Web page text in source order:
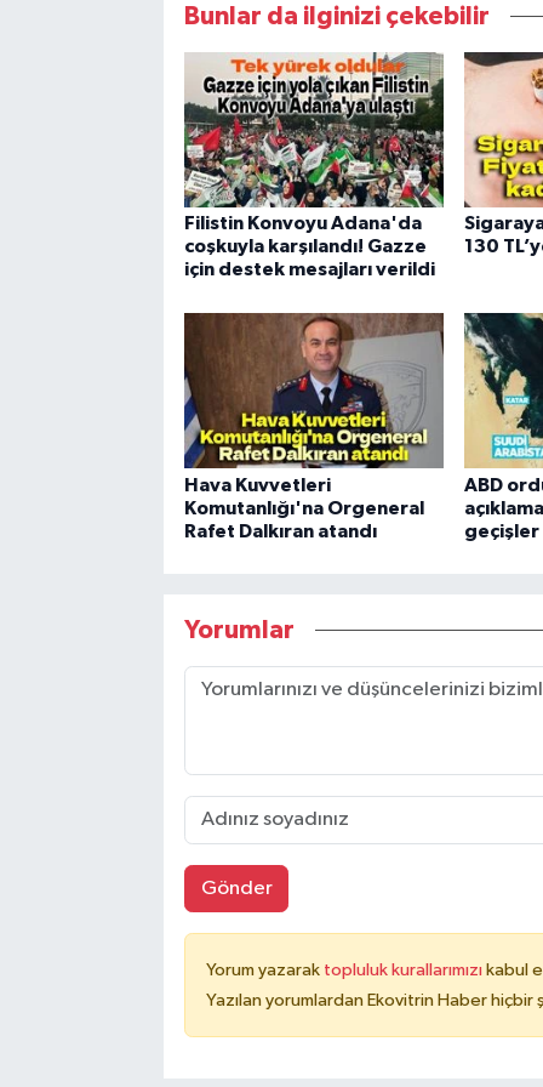
Bunlar da ilginizi çekebilir
Filistin Konvoyu Adana'da
coşkuyla karşılandı! Gazze
için destek mesajları verildi
130
Hava Kuvvetleri
Komutanlığı'na Orgeneral
Rafet Dalkıran atandı
ABD
Yorumlar
Gönder
Yorum yazarak topluluk kurallarımızı kabul
Yazılan yorumlardan Ekovitrin Haber